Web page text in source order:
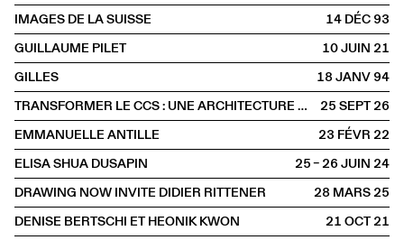
IMAGES DE LA SUISSE
14 DÉC1993
GUILLAUME PILET
10 JUIN2021
GILLES
18 JANV1994
TRANSFORMER LE CCS : UNE ARCHITECTURE DE L'ALTÉRATION
25 SEPT2026
EMMANUELLE ANTILLE
23 FÉVR2022
ELISA SHUA DUSAPIN
25 – 26 JUIN2024
DRAWING NOW INVITE DIDIER RITTENER
28 MARS2025
DENISE BERTSCHI ET HEONIK KWON
21 OCT2021